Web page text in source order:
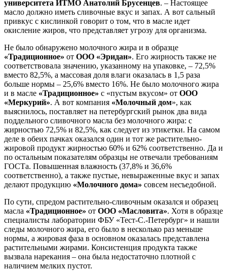
университета ИТМО Анатолий Брусенцев. – Настоящее
масло должно иметь сливочные вкус и запах. А вот сальный
привкус с кислинкой говорит о том, что в масле идет
окисление жиров, что представляет угрозу для организма.
Не было обнаружено молочного жира и в образце
«Традиционное» от ООО «Эридан». Его жирность также не
соответствовала значению, указанному на упаковке, – 72,5%
вместо 82,5%, а массовая доля влаги оказалась в 1,5 раза
больше нормы – 25,6% вместо 16%. Не было молочного жира
и в масле «Традиционное» с «пустым вкусом» от ООО
«Меркурий». А вот компания «Молочный дом», как
выяснилось, поставляет на петербургский рынок два вида
поддельного сливочного масла без молочного жира: с
жирностью 72,5% и 82,5%, как следует из этикетки. На самом
деле в обеих пачках оказался один и тот же растительно-
жировой продукт жирностью 60% и 62% соответственно. Да и
по остальным показателям образцы не отвечали требованиям
ГОСТа. Повышенная влажность (37,8% и 36,6%
соответственно), а также пустые, невыраженные вкус и запах
делают продукцию «Молочного дома» совсем несъедобной.
По сути, спредом растительно-сливочным оказался и образец
масла «Традиционное» от ООО «Масловита». Хотя в образце
специалисты лаборатории ФБУ «Тест-С.-Петербург» и нашли
следы молочного жира, его было в несколько раз меньше
нормы, а жировая фаза в основном оказалась представлена
растительными жирами. Консистенция продукта также
вызвала нарекания – она была недостаточно плотной с
наличием мелких пустот.